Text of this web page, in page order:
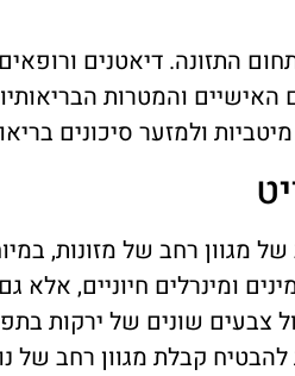
התזונה. דיאטנים
והמטרות
ולמזער סיכונים
מגוון רחב של מזונות,
ומינרלים חיוניים, אלא
צבעים שונים של ירקות
קבלת מגוון רחב של